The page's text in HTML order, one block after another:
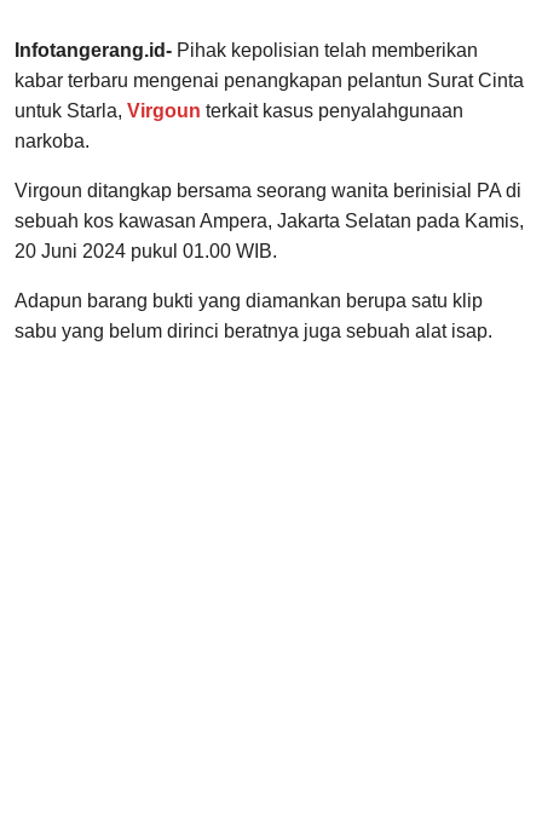
Infotangerang.id- Pihak kepolisian telah memberikan
kabar terbaru mengenai penangkapan pelantun Surat Cinta
untuk Starla, Virgoun terkait kasus penyalahgunaan
narkoba.
Virgoun ditangkap bersama seorang wanita berinisial PA di
sebuah kos kawasan Ampera, Jakarta Selatan pada Kamis,
20 Juni 2024 pukul 01.00 WIB.
Adapun barang bukti yang diamankan berupa satu klip
sabu yang belum dirinci beratnya juga sebuah alat isap.